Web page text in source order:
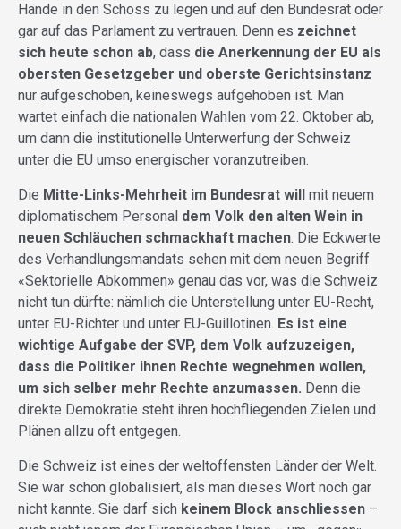
Hände in den Schoss zu legen und auf den Bundesrat oder
gar auf das Parlament zu vertrauen. Denn es zeichnet
sich heute schon ab, dass die Anerkennung der EU als
obersten Gesetzgeber und oberste Gerichtsinstanz
nur aufgeschoben, keineswegs aufgehoben ist. Man
wartet einfach die nationalen Wahlen vom 22. Oktober ab,
um dann die institutionelle Unterwerfung der Schweiz
unter die EU umso energischer voranzutreiben.
Die Mitte-Links-Mehrheit im Bundesrat will mit neuem
diplomatischem Personal dem Volk den alten Wein in
neuen Schläuchen schmackhaft machen. Die Eckwerte
des Verhandlungsmandats sehen mit dem neuen Begriff
«Sektorielle Abkommen» genau das vor, was die Schweiz
nicht tun dürfte: nämlich die Unterstellung unter EU-Recht,
unter EU-Richter und unter EU-Guillotinen. Es ist eine
wichtige Aufgabe der SVP, dem Volk aufzuzeigen,
dass die Politiker ihnen Rechte wegnehmen wollen,
um sich selber mehr Rechte anzumassen. Denn die
direkte Demokratie steht ihren hochfliegenden Zielen und
Plänen allzu oft entgegen.
Die Schweiz ist eines der weltoffensten Länder der Welt.
Sie war schon globalisiert, als man dieses Wort noch gar
nicht kannte. Sie darf sich keinem Block anschliessen –